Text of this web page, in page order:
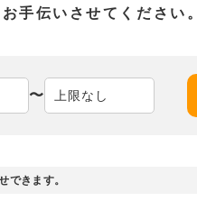
手伝いさせてください。
〜
できます。